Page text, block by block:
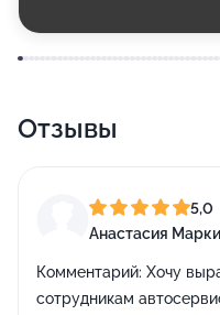
Отзывы
5,0
Анастасия
Комментарий: Хочу
сотрудникам